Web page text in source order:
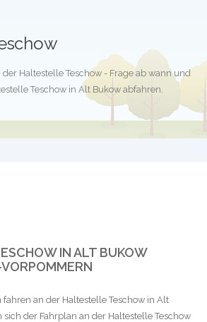
Haltestelle Teschow - Frage ab wann und
Teschow in Alt Bukow abfahren.
IN ALT BUKOW
an der Haltestelle Teschow in Alt
sich der Fahrplan an der Haltestelle Teschow